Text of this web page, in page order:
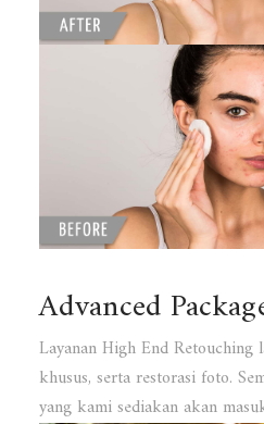
Advanced
Layanan High End Retouching
khusus, serta restorasi foto.
yang kami sediakan akan